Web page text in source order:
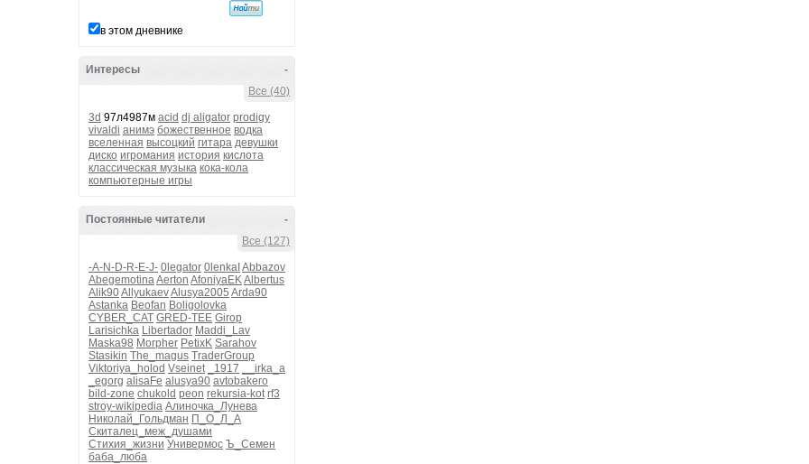
в этом дневнике
-
Интересы
Все (40)
3d 97л4987м acid dj aligator prodigy
vivaldi анимэ божественное водка
вселенная высоцкий гитара девушки
диско игромания история кислота
классическая музыка кока-кола
компьютерные игры
-
Постоянные читатели
Все (127)
-A-N-D-R-E-J- 0legator 0lenkaI Abbazov
AbegemotinaAerton AfoniyaEKAlbertus
Alik90AllyukaevAlusya2005 Arda90
Astanka Beofan Boligolovka
CYBER_CAT GRED-TEE Girop
Larisichka Libertador Maddi_Lav
Maska98 Morpher PetixK Sarahov
Stasikin The_magus TraderGroup
Viktoriya_holod Vseinet _1917
__irka_a
_egorg alisaFe alusya90 avtobakero
bild-zone chukold peon rekursia-kot rf3
stroy-wikipedia Алиночка_Лунева
Николай_Гольдман П_О_Л_А
Скиталец_меж_душами
Стихия_жизни Универмос Ъ_Семен
баба_люба